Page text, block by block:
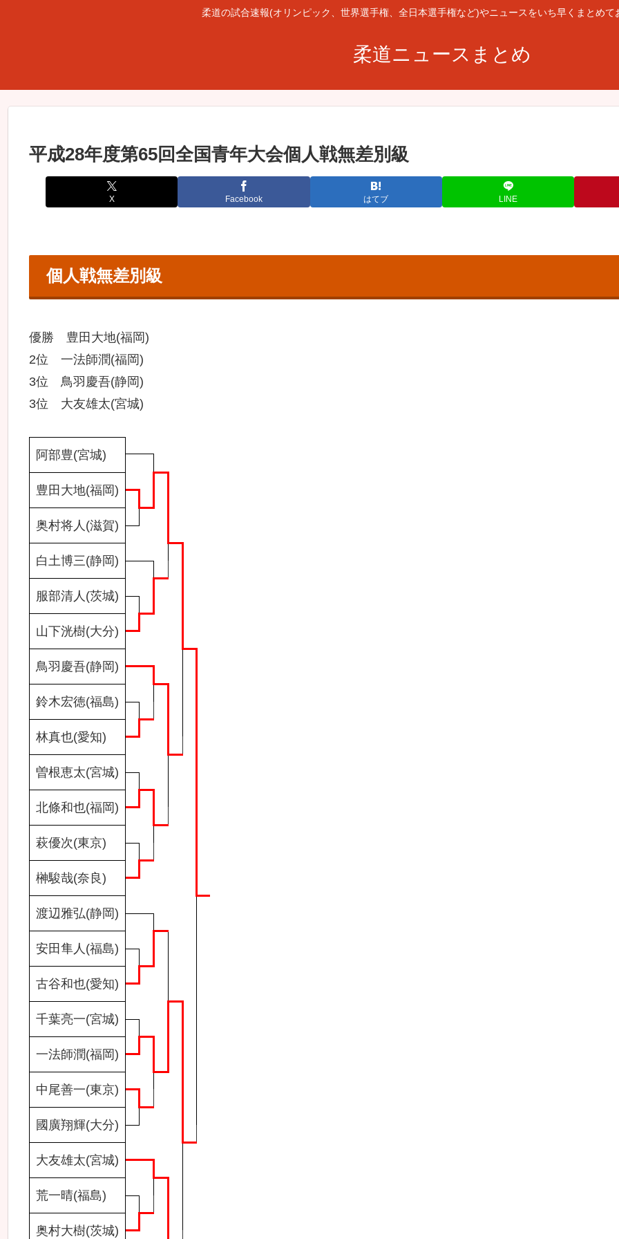
柔道の試合速報(オリンピック、世界選手権、全日本選手権など)やニュースをいち早くまとめて
柔道ニュースまとめ
平成28年度第65回全国青年大会個人戦無差別級
X Facebook はてブ LINE
個人戦無差別級
優勝 豊田大地(福岡)
2位 一法師潤(福岡)
3位 鳥羽慶吾(静岡)
3位 大友雄太(宮城)
阿部豊(宮城)
豊田大地(福岡)
奥村将人(滋賀)
白土博三(静岡)
服部清人(茨城)
山下洸樹(大分)
鳥羽慶吾(静岡)
鈴木宏徳(福島)
林真也(愛知)
曽根恵太(宮城)
北條和也(福岡)
萩優次(東京)
榊駿哉(奈良)
渡辺雅弘(静岡)
安田隼人(福島)
古谷和也(愛知)
千葉亮一(宮城)
一法師潤(福岡)
中尾善一(東京)
國廣翔輝(大分)
大友雄太(宮城)
荒一晴(福島)
奥村大樹(茨城)